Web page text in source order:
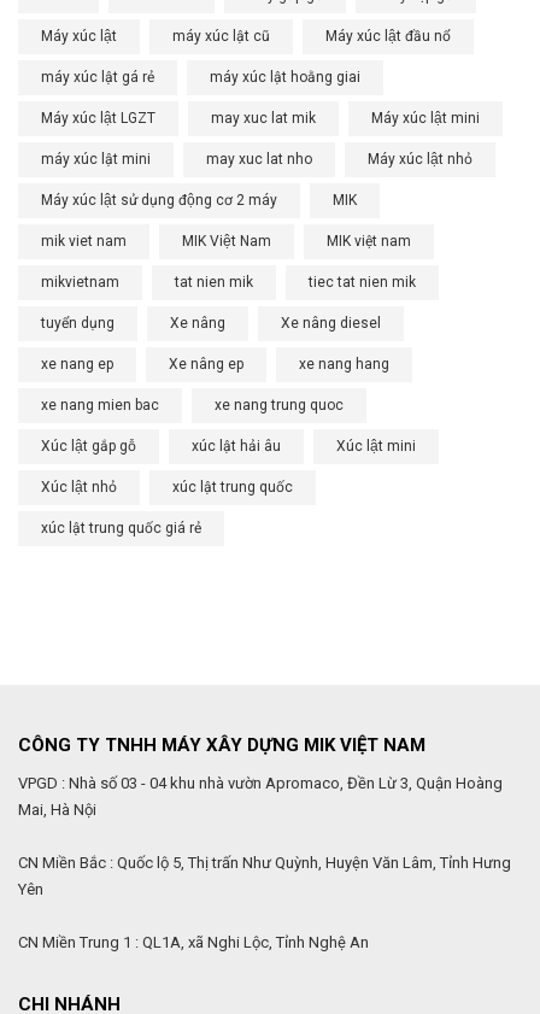
Máy xúc lật máy xúc lật cũ Máy xúc lật đầu nổ
máy xúc lật gá rẻ máy xúc lật hoằng giai
Máy xúc lật LGZT may xuc lat mik Máy xúc lật mini
máy xúc lật mini may xuc lat nho Máy xúc lật nhỏ
Máy xúc lật sử dụng động cơ 2 máy MIK
mik viet nam MIK Việt Nam MIK việt nam
mikvietnam tat nien mik tiec tat nien mik
tuyển dụng Xe nâng Xe nâng diesel
xe nang ep Xe nâng ep xe nang hang
xe nang mien bac xe nang trung quoc
Xúc lật gắp gỗ xúc lật hải âu Xúc lật mini
Xúc lật nhỏ xúc lật trung quốc
xúc lật trung quốc giá rẻ
CÔNG TY TNHH MÁY XÂY DỰNG MIK VIỆT NAM
VPGD : Nhà số 03 - 04 khu nhà vườn Apromaco, Đền Lừ 3, Quận Hoàng
Mai, Hà Nội
CN Miền Bắc : Quốc lộ 5, Thị trấn Như Quỳnh, Huyện Văn Lâm, Tỉnh Hưng
Yên
CN Miền Trung 1 : QL1A, xã Nghi Lộc, Tỉnh Nghệ An
CHI NHÁNH